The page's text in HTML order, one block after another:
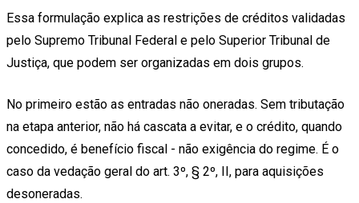
Essa formulação explica as restrições de créditos validadas
pelo Supremo Tribunal Federal e pelo Superior Tribunal de
Justiça, que podem ser organizadas em dois grupos.
No primeiro estão as entradas não oneradas. Sem tributação
na etapa anterior, não há cascata a evitar, e o crédito, quando
concedido, é benefício fiscal - não exigência do regime. É o
caso da vedação geral do art. 3º, § 2º, II, para aquisições
desoneradas.